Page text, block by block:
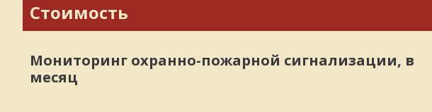
Стоимость
Мониторинг охранно-пожарной сигнализации, в
месяц